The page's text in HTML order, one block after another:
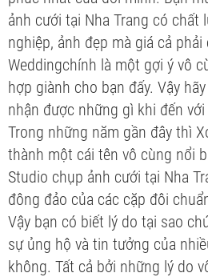
ảnh cưới tại Nha Trang có chất
nghiệp, ảnh đẹp mà giá cả
Weddingchính là một gợi ý vô
hợp giành cho bạn đấy. Vậy
nhận được những gì khi đến
Trong những năm gần đây thì
thành một cái tên vô cùng nổi
Studio chụp ảnh cưới tại Nha
đông đảo của các cặp đôi
Vậy bạn có biết lý do tại sao
sự ủng hộ và tin tưởng của
không. Tất cả bởi những lý do